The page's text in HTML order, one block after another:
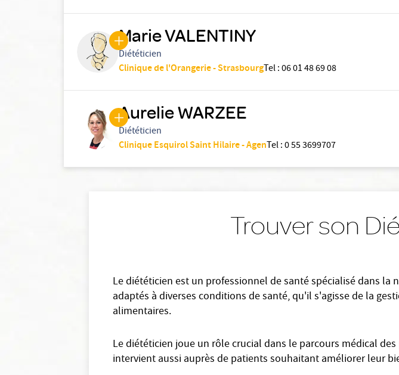
Marie VALENTINY
Diététicien
Clinique de l'Orangerie - StrasbourgTel:06 01 48 69 08
Aurelie WARZEE
Diététicien
Clinique Esquirol Saint Hilaire - AgenTel:0 55 3699707
Trouver son
Le diététicien est un professionnel de santé spécialisé dans
adaptés à diverses conditions de santé, qu'il s'agisse de la
alimentaires.
Le diététicien joue un rôle crucial dans le parcours médical
intervient aussi auprès de patients souhaitant améliorer leur